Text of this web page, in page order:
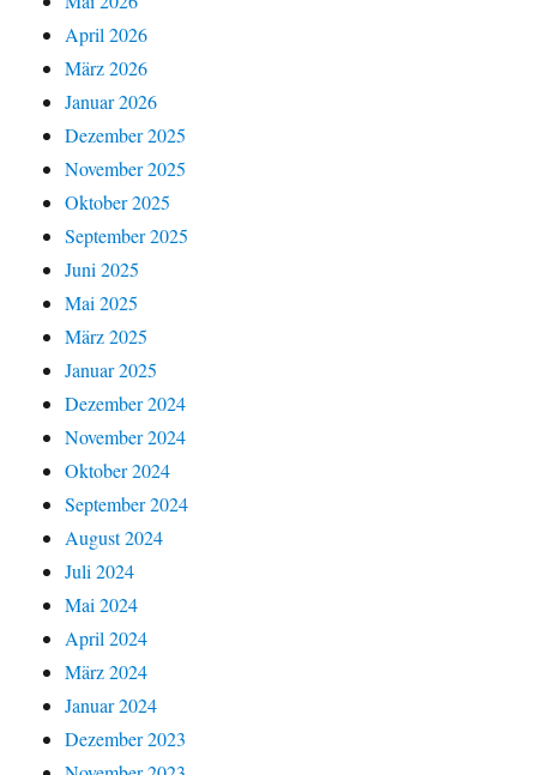
April 2026
März 2026
Januar 2026
Dezember 2025
November 2025
Oktober 2025
September 2025
Juni 2025
Mai 2025
März 2025
Januar 2025
Dezember 2024
November 2024
Oktober 2024
September 2024
August 2024
Juli 2024
Mai 2024
April 2024
März 2024
Januar 2024
Dezember 2023